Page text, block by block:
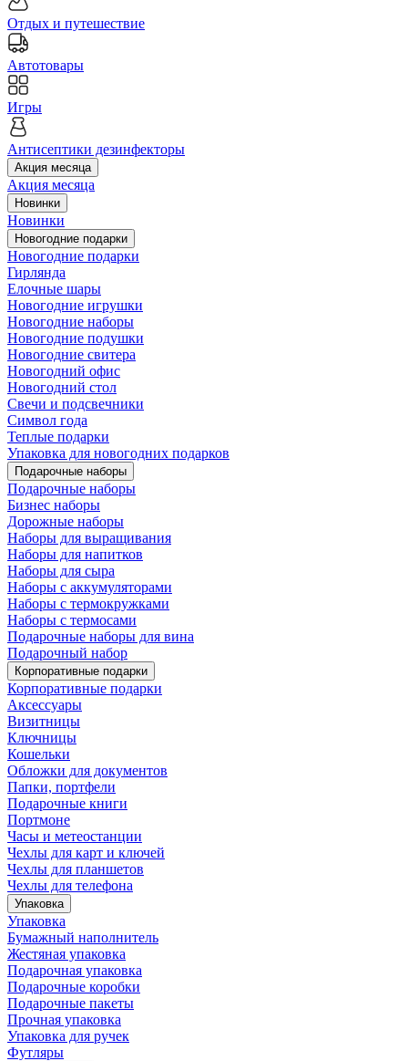
Отдых и путешествие
Автотовары
Игры
Антисептики дезинфекторы
Акция месяца
Акция месяца
Новинки
Новинки
Новогодние подарки
Новогодние подарки
Гирлянда
Елочные шары
Новогодние игрушки
Новогодние наборы
Новогодние подушки
Новогодние свитера
Новогодний офис
Новогодний стол
Свечи и подсвечники
Символ года
Теплые подарки
Упаковка для новогодних подарков
Подарочные наборы
Подарочные наборы
Бизнес наборы
Дорожные наборы
Наборы для выращивания
Наборы для напитков
Наборы для сыра
Наборы с аккумуляторами
Наборы с термокружками
Наборы с термосами
Подарочные наборы для вина
Подарочный набор
Корпоративные подарки
Корпоративные подарки
Аксессуары
Визитницы
Ключницы
Кошельки
Обложки для документов
Папки, портфели
Подарочные книги
Портмоне
Часы и метеостанции
Чехлы для карт и ключей
Чехлы для планшетов
Чехлы для телефона
Упаковка
Упаковка
Бумажный наполнитель
Жестяная упаковка
Подарочная упаковка
Подарочные коробки
Подарочные пакеты
Прочная упаковка
Упаковка для ручек
Футляры